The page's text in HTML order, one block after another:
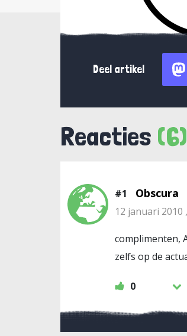
Deel artikel
Reacties (6)
#1 Obscura
12 januari 2010
complimenten,
zelfs op de
0